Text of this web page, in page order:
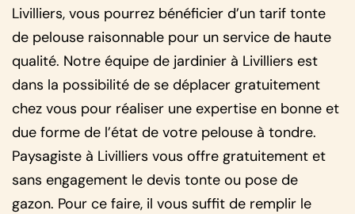
Livilliers, vous pourrez bénéficier d’un tarif tonte
de pelouse raisonnable pour un service de haute
qualité. Notre équipe de jardinier à Livilliers est
dans la possibilité de se déplacer gratuitement
chez vous pour réaliser une expertise en bonne et
due forme de l’état de votre pelouse à tondre.
Paysagiste à Livilliers vous offre gratuitement et
sans engagement le devis tonte ou pose de
gazon. Pour ce faire, il vous suffit de remplir le